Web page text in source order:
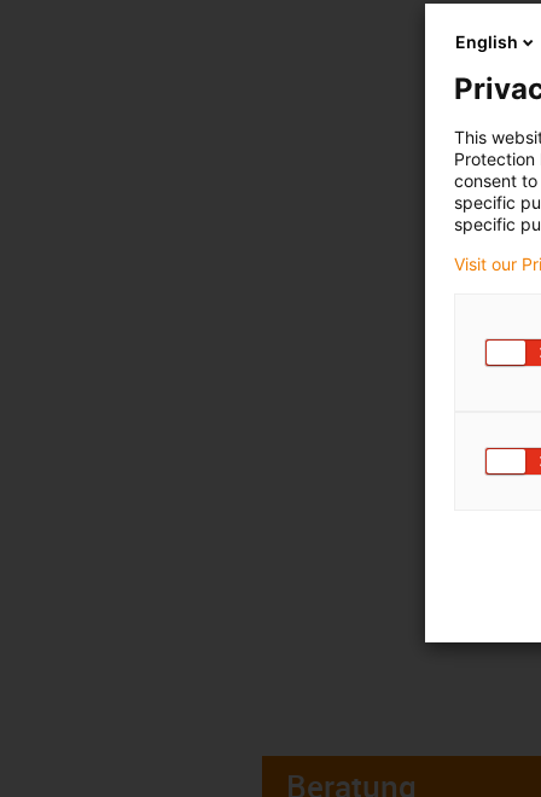
Beratung
English
This
Protection
consent
specific
specific
Visit our